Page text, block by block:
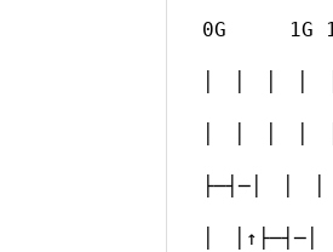
0G 1G
├─┤─│ │ │
│